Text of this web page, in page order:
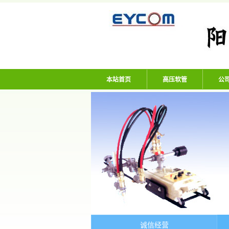
阳谷亿通塑胶有
本站首页 高压软管 公
诚信经营